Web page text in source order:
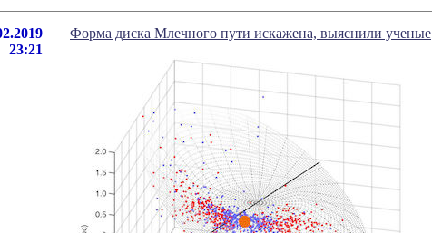
23:21
Форма диска Млечного пути искажена, выяснили ученые